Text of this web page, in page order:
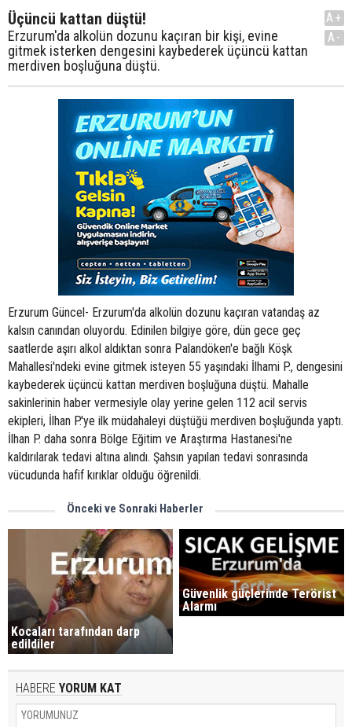
Üçüncü kattan düştü!
Erzurum'da alkolün dozunu kaçıran bir kişi, evine
gitmek isterken dengesini kaybederek üçüncü kattan
merdiven boşluğuna düştü.
A+
A-
Erzurum Güncel- Erzurum'da alkolün dozunu kaçıran vatandaş az
kalsın canından oluyordu. Edinilen bilgiye göre, dün gece geç
saatlerde aşırı alkol aldıktan sonra Palandöken'e bağlı Köşk
Mahallesi'ndeki evine gitmek isteyen 55 yaşındaki İlhami P., dengesini
kaybederek üçüncü kattan merdiven boşluğuna düştü. Mahalle
sakinlerinin haber vermesiyle olay yerine gelen 112 acil servis
ekipleri, İlhan P.'ye ilk müdahaleyi düştüğü merdiven boşluğunda yaptı.
İlhan P. daha sonra Bölge Eğitim ve Araştırma Hastanesi'ne
kaldırılarak tedavi altına alındı. Şahsın yapılan tedavi sonrasında
vücudunda hafif kırıklar olduğu öğrenildi.
Önceki ve Sonraki Haberler
Kocaları tarafından darp
edildiler
Güvenlik güçlerinde Terörist
Alarmı
HABERE YORUM KAT